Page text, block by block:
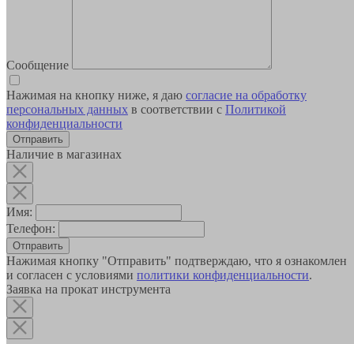
Сообщение
Нажимая на кнопку ниже, я даю согласие на обработку
персональных данных в соответствии с Политикой
конфиденциальности
Наличие в магазинах
Имя:
Телефон:
Отправить
Нажимая кнопку "Отправить" подтверждаю, что я ознакомлен
и согласен с условиями политики конфиденциальности.
Заявка на прокат инструмента